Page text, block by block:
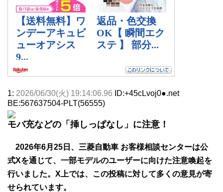
1: 2026/06/30(火) 19:14:06.96
ID:+45cLvoj0●.net
BE:567637504-PLT(56555)
モバ充などの「挿しっぱなし」に注意！
2026年6月25日、三菱自動車 お客様相談センターは公
式Xを通じて、一部モデルのユーザーに向けた注意喚起を
行いました。X上では、この投稿に対して多くの意見が寄
せられています。